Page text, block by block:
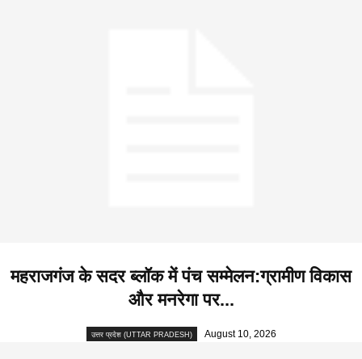
महराजगंज के सदर ब्लॉक में पंच सम्मेलन:ग्रामीण विकास
और मनरेगा पर...
उत्तर प्रदेश (UTTAR PRADESH) August 10, 2026